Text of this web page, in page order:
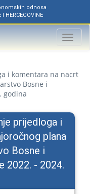
odnosa
I HERCEGOVINE
Toggle
i komentara na nacrt
Bosne i
godina
prijedloga i
plana
Bosne i
2022. - 2024.